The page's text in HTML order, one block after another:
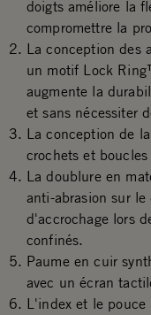
doigts améliore la
compromettre la
La conception des
un motif Lock
augmente la
et sans nécessiter
La conception de
crochets et
La doublure en
anti-abrasion sur
d'accrochage lors
confinés.
Paume en cuir
avec un écran
L'index et le pouce